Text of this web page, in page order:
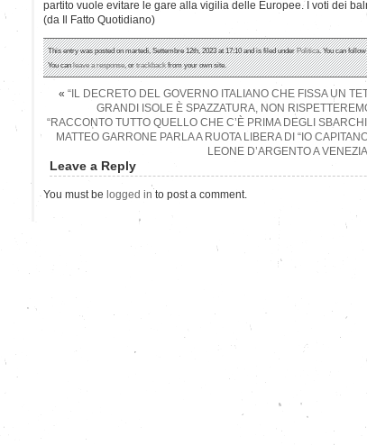
partito vuole evitare le gare alla vigilia delle Europee. I voti dei
(da Il Fatto Quotidiano)
This entry was posted on martedì, Settembre 12th, 2023 at 17:10 and is filed underPolitica. You can
You canleave a response, ortrackbackfrom your own site.
« “IL DECRETO DEL GOVERNO ITALIANO CHE FISSA UN
GRANDI ISOLE È SPAZZATURA, NON
“RACCONTO TUTTO QUELLO CHE C’È PRIMA DEGLI
MATTEO GARRONE PARLA A RUOTA LIBERA DI “IO
LEONE D’ARGENTO A VENEZIA
Leave a Reply
You must be logged in to post a comment.